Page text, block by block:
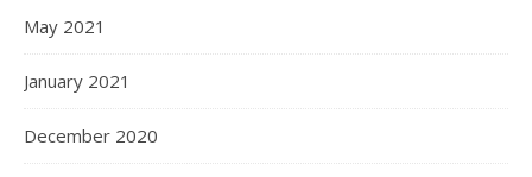
May 2021
January 2021
December 2020